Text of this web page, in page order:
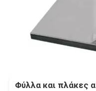
Φύλλα και πλάκες